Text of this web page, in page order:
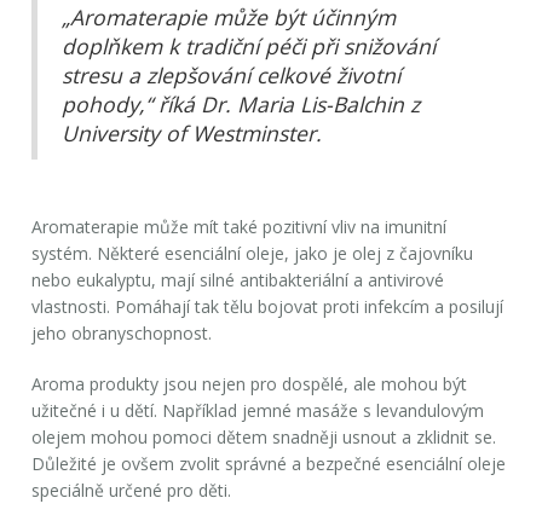
„Aromaterapie může být účinným
doplňkem k tradiční péči při snižování
stresu a zlepšování celkové životní
pohody,“ říká Dr. Maria Lis-Balchin z
University of Westminster.
Aromaterapie může mít také pozitivní vliv na imunitní
systém. Některé esenciální oleje, jako je olej z čajovníku
nebo eukalyptu, mají silné antibakteriální a antivirové
vlastnosti. Pomáhají tak tělu bojovat proti infekcím a posilují
jeho obranyschopnost.
Aroma produkty jsou nejen pro dospělé, ale mohou být
užitečné i u dětí. Například jemné masáže s levandulovým
olejem mohou pomoci dětem snadněji usnout a zklidnit se.
Důležité je ovšem zvolit správné a bezpečné esenciální oleje
speciálně určené pro děti.